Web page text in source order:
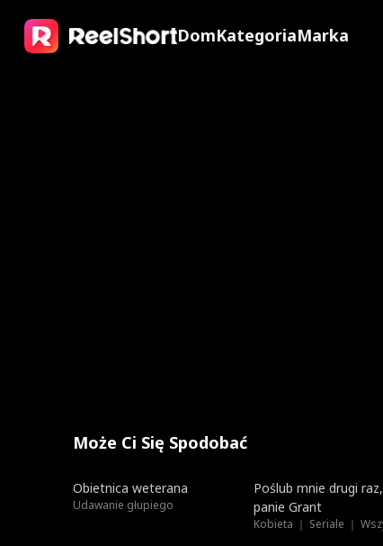
DomKategoriaMarka
Może Ci Się Spodobać
Dubbing
Obietnica weterana
Udawanie głupiego
Nowe
Poślub mnie drugi raz,
panie Grant